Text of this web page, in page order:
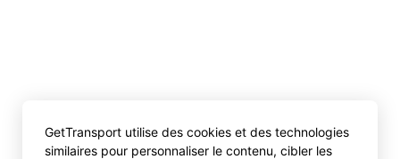
GetTransport utilise des cookies et des technologies
similaires pour personnaliser le contenu, cibler les